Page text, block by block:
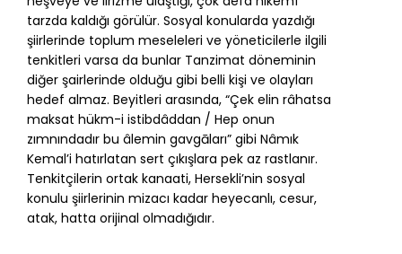
tarzda kaldığı görülür. Sosyal konularda yazdığı
şiirlerinde toplum meseleleri ve yöneticilerle ilgili
tenkitleri varsa da bunlar Tanzimat döneminin
diğer şairlerinde olduğu gibi belli kişi ve olayları
hedef almaz. Beyitleri arasında, “Çek elin râhatsa
maksat hükm-i istibdâddan / Hep onun
zımnındadır bu âlemin gavgāları” gibi Nâmık
Kemal’i hatırlatan sert çıkışlara pek az rastlanır.
Tenkitçilerin ortak kanaati, Hersekli’nin sosyal
konulu şiirlerinin mizacı kadar heyecanlı, cesur,
atak, hatta orijinal olmadığıdır.